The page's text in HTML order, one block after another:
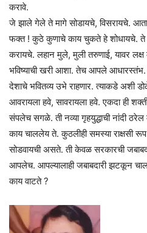
करावे.
जे झाले गेले ते मागे सोडायचे, विसरायचे. आता
फक्त ! कुठे कुणाचे काय चुकते हे शोधायचे. ते
करायचे. लहान मुले, मुली तरुणाई, यावर
भविष्याची खरी आशा. तेच आपले आधारस्तंभ.
देशाचे भवितव्य उभे राहणार. त्याकडे अशी
आवरायला हवे, सावरायला हवे. एकदा ही
संपलेच सगळे. ती नव्या गृहयुद्धाची नांदी
काय चाललेय ते. कुठलीही समस्या राक्षसी
सोडवायची असते. ती केवळ सरकारची
आपलेच. आपल्यालाही जबाबदारी झटकून
काय वाटते ?